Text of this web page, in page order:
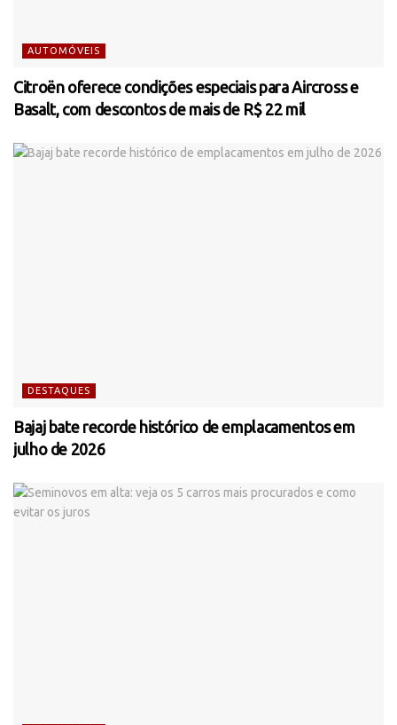
AUTOMÓVEIS
Citroën oferece condições especiais para Aircross e
Basalt, com descontos de mais de R$ 22 mil
DESTAQUES
Bajaj bate recorde histórico de emplacamentos em
julho de 2026